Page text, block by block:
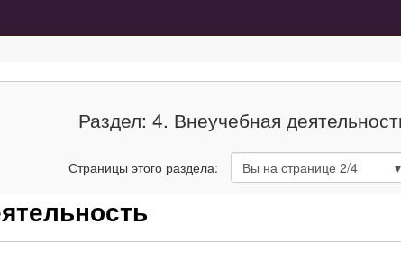
Раздел: 4. Внеучебная
Страницы этого раздела: Вы на странице 2/4